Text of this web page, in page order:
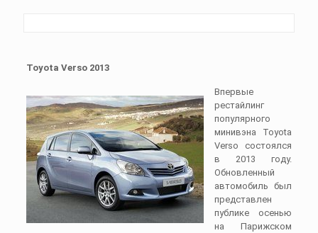
Toyota Verso 2013
Впервые
рестайлинг
популярного
минивэна Toyota
Verso состоялся
в 2013 году.
Обновленный
автомобиль был
представлен
публике осенью
на Парижском